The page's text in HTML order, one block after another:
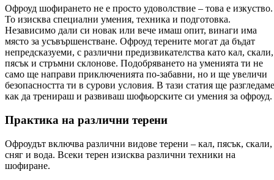
Офроуд шофирането не е просто удоволствие – това е изкуство.
То изисква специални умения, техника и подготовка.
Независимо дали си новак или вече имаш опит, винаги има
място за усъвършенстване. Офроуд терените могат да бъдат
непредсказуеми, с различни предизвикателства като кал, скали,
пясък и стръмни склонове. Подобряването на уменията ти не
само ще направи приключенията по-забавни, но и ще увеличи
безопасността ти в сурови условия. В тази статия ще разгледаме
как да тренираш и развиваш шофьорските си умения за офроуд.
Практика на различни терени
Офроудът включва различни видове терени – кал, пясък, скали,
сняг и вода. Всеки терен изисква различни техники на
шофиране.